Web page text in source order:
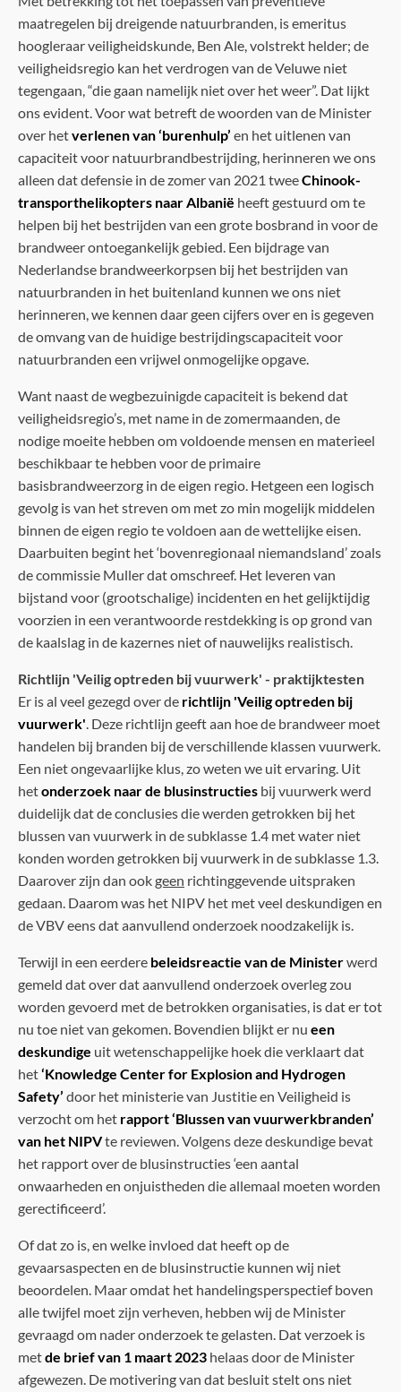
maatregelen bij dreigende natuurbranden, is emeritus
hoogleraar veiligheidskunde, Ben Ale, volstrekt helder; de
veiligheidsregio kan het verdrogen van de Veluwe niet
tegengaan, “die gaan namelijk niet over het weer”. Dat lijkt
ons evident. Voor wat betreft de woorden van de Minister
over hetverlenen van ‘burenhulp’ en het uitlenen van
capaciteit voor natuurbrandbestrijding, herinneren we ons
alleen dat defensie in de zomer van 2021 tweeChinook-
transporthelikopters naar Albanië heeft gestuurd om te
helpen bij het bestrijden van een grote bosbrand in voor de
brandweer ontoegankelijk gebied. Een bijdrage van
Nederlandse brandweerkorpsen bij het bestrijden van
natuurbranden in het buitenland kunnen we ons niet
herinneren, we kennen daar geen cijfers over en is gegeven
de omvang van de huidige bestrijdingscapaciteit voor
natuurbranden een vrijwel onmogelijke opgave.
Want naast de wegbezuinigde capaciteit is bekend dat
veiligheidsregio’s, met name in de zomermaanden, de
nodige moeite hebben om voldoende mensen en materieel
beschikbaar te hebben voor de primaire
basisbrandweerzorg in de eigen regio. Hetgeen een logisch
gevolg is van het streven om met zo min mogelijk middelen
binnen de eigen regio te voldoen aan de wettelijke eisen.
Daarbuiten begint het ‘bovenregionaal niemandsland’ zoals
de commissie Muller dat omschreef. Het leveren van
bijstand voor (grootschalige) incidenten en het gelijktijdig
voorzien in een verantwoorde restdekking is op grond van
de kaalslag in de kazernes niet of nauwelijks realistisch.
Richtlijn 'Veilig optreden bij vuurwerk' - praktijktesten
Er is al veel gezegd over de richtlijn 'Veilig optreden bij
vuurwerk'. Deze richtlijn geeft aan hoe de brandweer moet
handelen bij branden bij de verschillende klassen vuurwerk.
Een niet ongevaarlijke klus, zo weten we uit ervaring. Uit
hetonderzoek naar de blusinstructies bij vuurwerk werd
duidelijk dat de conclusies die werden getrokken bij het
blussen van vuurwerk in de subklasse 1.4 met water niet
konden worden getrokken bij vuurwerk in de subklasse 1.3.
Daarover zijn dan ookgeen richtinggevende uitspraken
gedaan. Daarom was het NIPV het met veel deskundigen en
de VBV eens dat aanvullend onderzoek noodzakelijk is.
Terwijl in een eerdere beleidsreactie van de Ministerwerd
gemeld dat over dat aanvullend onderzoek overleg zou
worden gevoerd met de betrokken organisaties, is dat er tot
nu toe niet van gekomen. Bovendien blijkt er nu een
deskundige uit wetenschappelijke hoek die verklaart dat
het‘Knowledge Center for Explosion and Hydrogen
Safety’ door het ministerie van Justitie en Veiligheid is
verzocht om het rapport ‘Blussen van vuurwerkbranden’
van het NIPVte reviewen. Volgens deze deskundige bevat
het rapport over de blusinstructies ‘een aantal
onwaarheden en onjuistheden die allemaal moeten worden
gerectificeerd’.
Of dat zo is, en welke invloed dat heeft op de
gevaarsaspecten en de blusinstructie kunnen wij niet
beoordelen. Maar omdat het handelingsperspectief boven
alle twijfel moet zijn verheven, hebben wij de Minister
gevraagd om nader onderzoek te gelasten. Dat verzoek is
metde brief van 1 maart 2023 helaas door de Minister
afgewezen. De motivering van dat besluit stelt ons niet